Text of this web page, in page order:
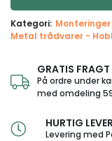
Kategori:
Metal trådvarer -
GRATIS
På ordre under
med omdeling
HURTIG
Levering med